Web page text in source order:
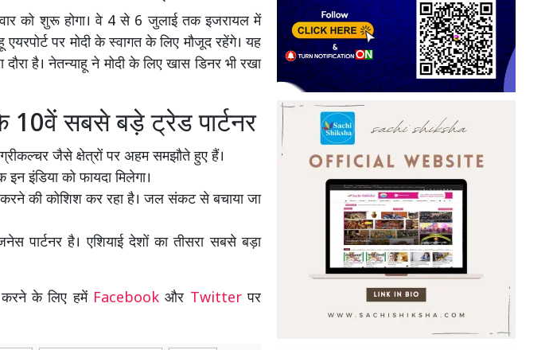
को शुरू होगा। वे 4 से 6 जुलाई तक इजरायल में
पर मोदी के स्वागत के लिए मौजूद रहेंगे। यह
है। नेतन्याहू ने मोदी के लिए खास डिनर भी रखा
10वें सबसे बड़े ट्रेड पार्टनर
जैसे क्षेत्रों पर अहम समझौते हुए हैं।
इंडिया को फायदा मिलेगा।
करने की कोशिश कर रहा है। जल संकट से बचाया जा
पार्टनर है। एशियाई देशों का तीसरा सबसे बड़ा
के लिए हमें Facebookऔर Twitterपर